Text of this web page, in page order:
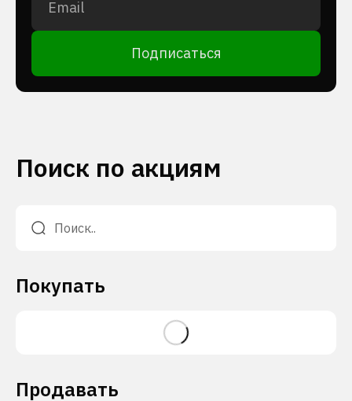
Подписаться
Поиск по акциям
Покупать
Продавать